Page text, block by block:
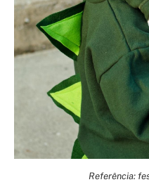
Referência: